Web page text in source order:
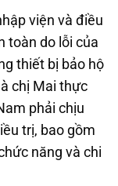
viện và điều
toàn do lỗi của
thiết bị bảo hộ
chị Mai thực
phải chịu
trị, bao gồm
năng và chi